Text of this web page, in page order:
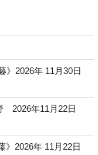
》2026年 11月30日
2026年11月22日
》2026年 11月22日